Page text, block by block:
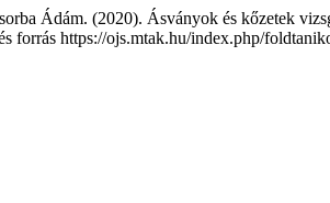
Ádám. (2020). Ásványok és kőzetek
forrás https://ojs.mtak.hu/index.php/